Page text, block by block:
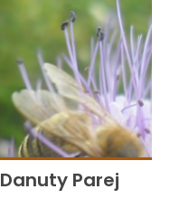
Parej